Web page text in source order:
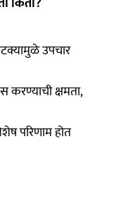
उपचार
करण्याची क्षमता,
परिणाम होत